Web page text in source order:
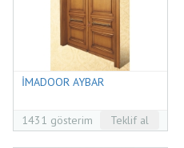
İMADOOR AYBAR
1431 gösterim Teklif al